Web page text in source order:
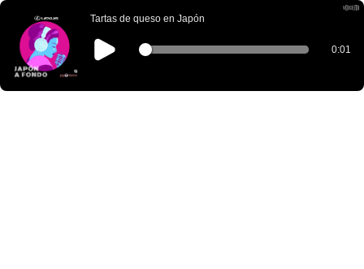
Tartas de queso en Japón
0:01